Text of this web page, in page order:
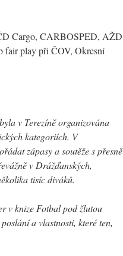
Cargo, CARBOSPED, AŽD
fair play při ČOV, Okresní
v Terezíně organizována
kategoriích. V
zápasy a soutěže s přesně
v Drážďanských,
tisíc diváků.
v knize Fotbal pod žlutou
a vlastnosti, které ten,